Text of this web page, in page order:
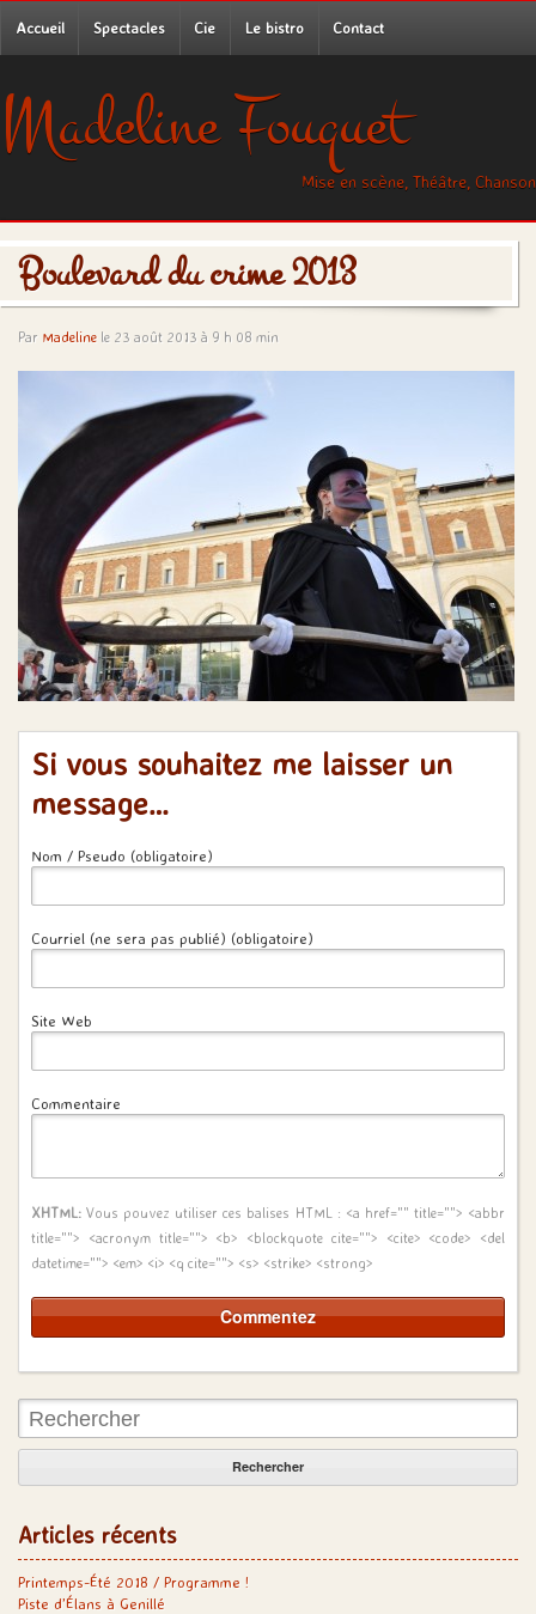
Accueil Spectacles Cie Le bistro Contact
Madeline Fouquet
Mise en scène, Théâtre, Chanson
Boulevard du crime 2013
Par Madeline le 23 août 2013 à 9 h 08 min
Si vous souhaitez me laisser un
message…
Nom / Pseudo (obligatoire)
Courriel (ne sera pas publié) (obligatoire)
Site Web
Commentaire
XHTML: Vous pouvez utiliser ces balises HTML : <a href="" title=""> <abbr
title=""> <acronym title=""> <b> <blockquote cite=""> <cite> <code> <del
datetime=""> <em> <i> <q cite=""> <s> <strike> <strong>
Rechercher:
Articles récents
Printemps-Été 2018 / Programme !
Piste d’Élans à Genillé